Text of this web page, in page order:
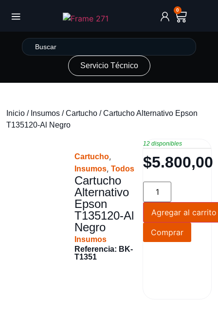
0
Servicio Técnico
Inicio / Insumos /Cartucho / Cartucho Alternativo Epson
T135120-Al Negro
Cartucho,
Insumos, Todos
Cartucho
Alternativo
Epson
T135120-Al
Negro
Insumos
Referencia: BK-
T1351
12 disponibles
$5.800,00
Agregar al carrito
Comprar